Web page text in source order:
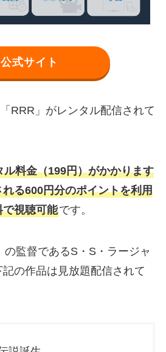
公式サイト
RRR」がレンタル配信されて
料金（199円）がかかります
る600円分のポイントを利用
視聴可能です。
の監督であるS・S・ラージャ
の作品は見放題配信されて